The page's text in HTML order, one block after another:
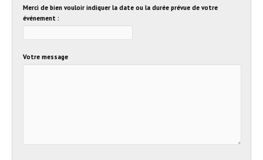
Merci de bien vouloir indiquer la date ou la durée prévue de votre
événement :
Votre message